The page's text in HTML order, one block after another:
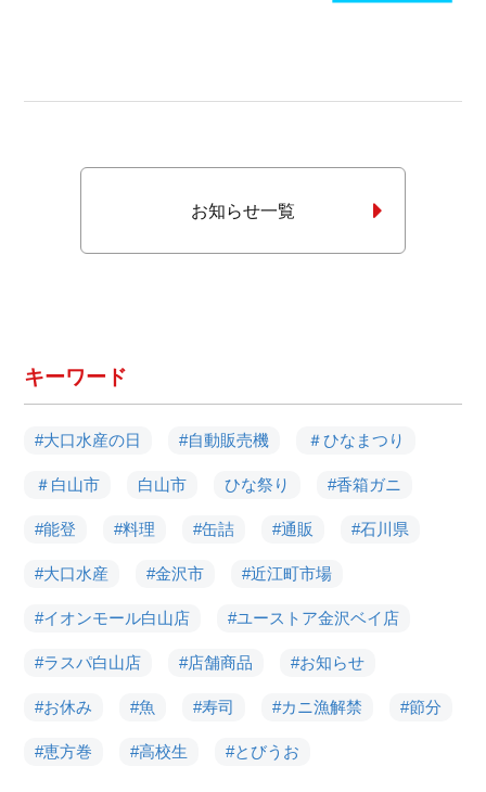
お知らせ一覧
キーワード
#大口水産の日 #自動販売機 ＃ひなまつり
＃白山市 白山市 ひな祭り #香箱ガニ
#能登 #料理 #缶詰 #通販 #石川県
#大口水産 #金沢市 #近江町市場
#イオンモール白山店 #ユーストア金沢ベイ店
#ラスパ白山店 #店舗商品 #お知らせ
#お休み #魚 #寿司 #カニ漁解禁 #節分
#恵方巻 #高校生 #とびうお